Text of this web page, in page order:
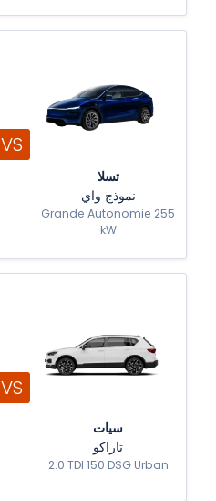
VS
تسلا
نموذج واي
Grande Autonomie 255
kW
VS
سيات
تاراكو
2.0 TDI 150 DSG Urban